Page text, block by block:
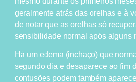
geralmente atrás das orelhas e à
de notar que as orelhas só
sensibilidade normal após alguns
Há um edema (inchaço) que
segundo dia e desaparece ao fim
contusões podem também